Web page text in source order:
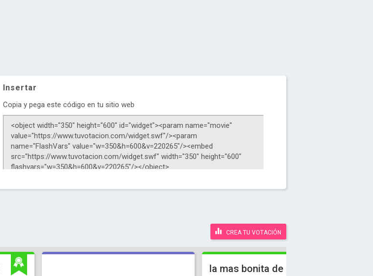
Insertar
Copia y pega este código en tu sitio web
CREA TU VOTACIÓN
la mas bonita de esto es